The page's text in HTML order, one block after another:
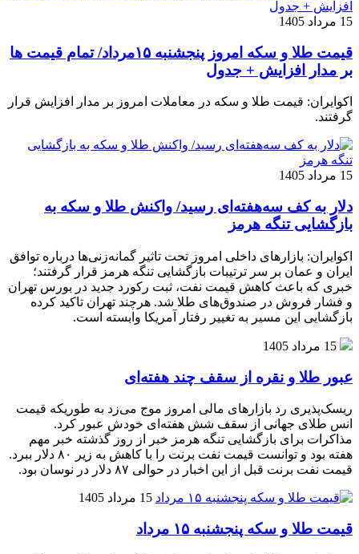
15 مرداد 1405
قیمت طلا و سکه امروز پنجشنبه ۱۵مرداد/ تمام قیمت ها
بر مدار افزایش + جدول
اکوایران: قیمت طلا و سکه در معاملات امروز بر مدار افزایش قرار
گرفتند.
15 مرداد 1405
دلار به کف سه‌هفته‌ای رسید/ واکنش طلا و سکه به
بازگشایی تنگه هرمز
اکوایران: بازارهای داخلی امروز تحت تاثیر گمانه‌زنی‌ها درباره توافق
ایران و عمان بر سر ترتیبات بازگشایی تنگه هرمز قرار گرفتند؛
خبری که باعث کاهش قیمت نفت، ثبت رکورد جدید در بورس تهران
و فشار فروش در صندوق‌های طلا شد. هرچند تهران تاکید کرده
بازگشایی این مسیر به تغییر رفتار آمریکا وابسته است.
15 مرداد 1405
عبور طلا و نقره از سقف چند هفته‌ای
ریسک‌پذیری رد بازارهای مالی امروز موج می‌زد به طوریکه قیمت
انس طلای جهانی از سقف شش هفته‌ای خودش عبور کرد.
مذاکرات برای بازگشایی تنگه هرمز خبر از روز گذشته خبر مهم
هفته بود و توانست قیمت نفت برنت را با کاهش به زیر ۸۰ دلار ببرد.
قیمت نفت برنت قبل از این اخبار در حوالی ۸۷ دلار در نوسان بود.
15 مرداد 1405
قیمت طلا و سکه پنجشنبه ۱۵ مرداد